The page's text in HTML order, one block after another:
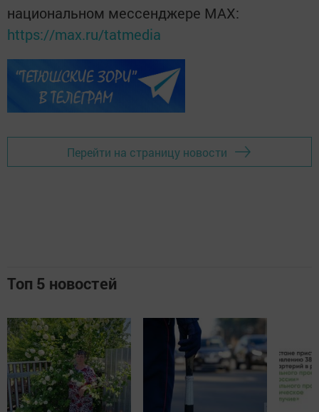
национальном мессенджере MАХ:
https://max.ru/tatmedia
Перейти на страницу новости
Топ 5 новостей